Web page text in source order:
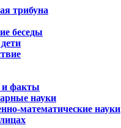
трибуна
беседы
и факты
науки
математические науки